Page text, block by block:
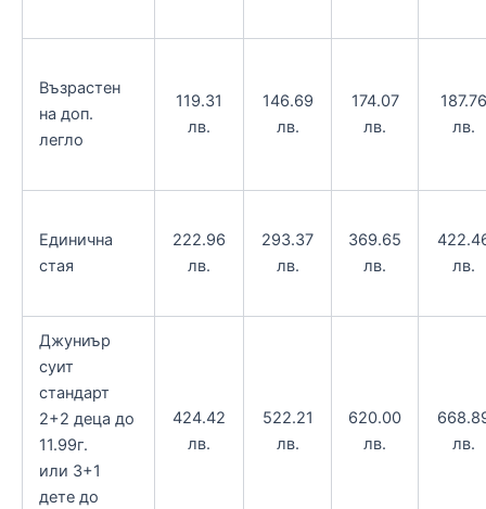
Възрастен
на доп.
легло
119.31
лв.
146.69
лв.
174.07
лв.
187.76
лв.
Единична
стая
222.96
лв.
293.37
лв.
369.65
лв.
лв.
Джуниър
суит
стандарт
2+2 деца до
11.99г.
или 3+1
дете до
424.42
лв.
522.21
лв.
620.00
лв.
лв.